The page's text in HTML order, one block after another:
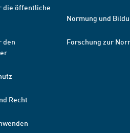
die öffentliche
den
Recht
Normung und
Forschung zur